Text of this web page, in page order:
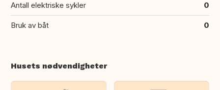
Antall elektriske sykler 0
Bruk av båt 0
Husets nødvendigheter